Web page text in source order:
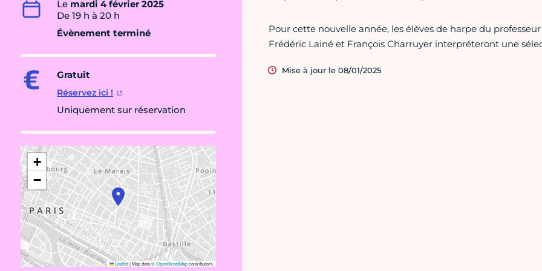
Le mardi 4 février 2025
De 19 h à 20 h
Évènement terminé
Gratuit
Réservez ici !
Uniquement sur réservation
+
−
Leaflet|Map data ©OpenStreetMapcontributors
Pour cette nouvelle année, les élèves de harpe du
Frédéric Lainé et François Charruyer interpréteront une
Mise à jour le 08/01/2025